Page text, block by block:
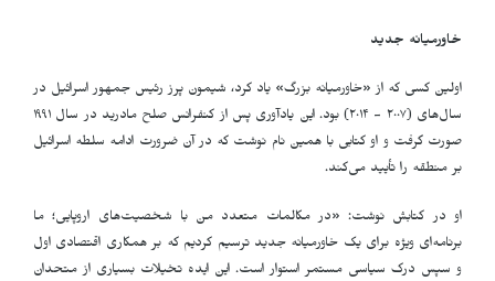
خاورمیانه جدید
اولین کسی که از «خاورمیانه بزرگ» یاد کرد، شیمون پرز رئیس جمهور اسرائیل در
سال‌های (٢٠٠٧ - ٢٠١۴) بود. این یادآوری پس از کنفرانس صلح مادرید در سال ١٩٩١
صورت گرفت و او کتابی با همین نام نوشت که در آن ضرورت ادامه سلطه اسرائیل
بر منطقه را تأیید می‌کند.
او در کتابش نوشت: «در مکالمات متعدد من با شخصیت‌های اروپایی؛ ما
برنامه‌ای ویژه برای یک خاورمیانه جدید ترسیم کردیم که بر همکاری اقتصادی اول
و سپس درک سیاسی مستمر استوار است. این ایده تخیلات بسیاری از متحدان